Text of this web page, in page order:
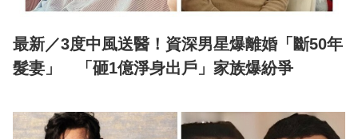
最新／3度中風送醫！資深男星爆離婚「斷50年
髮妻」 「砸1億淨身出戶」家族爆紛爭